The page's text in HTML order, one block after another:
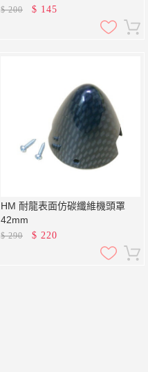
$200 $ 145
HM 耐龍表面仿碳纖維機頭罩
42mm
$290 $ 220